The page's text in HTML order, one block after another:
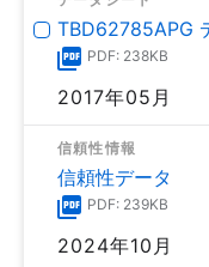
TBD62785APG
PDF: 238KB
2017年05月
信頼性情報
信頼性データ
PDF: 239KB
2024年10月